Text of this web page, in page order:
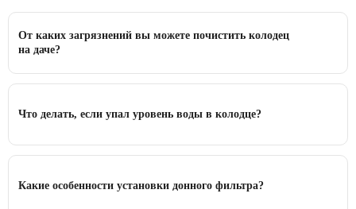
От каких загрязнений вы можете почистить колодец
на даче?
Что делать, если упал уровень воды в колодце?
Какие особенности установки донного фильтра?